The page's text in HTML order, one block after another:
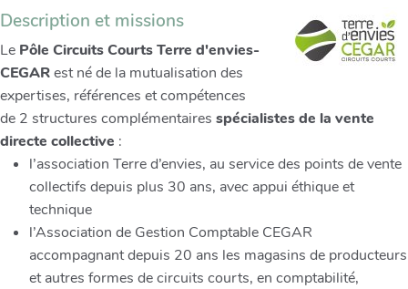
Description et missions
Le Pôle Circuits Courts Terre d'envies-
CEGARest né de la mutualisation des
expertises, références et compétences
de 2 structures complémentaires spécialistes de la vente
directe collective :
l’association Terre d’envies, au service des points de vente
collectifs depuis plus 30 ans, avec appui éthique et
technique
l’Association de Gestion Comptable CEGAR
accompagnant depuis 20 ans les magasins de producteurs
et autres formes de circuits courts, en comptabilité,